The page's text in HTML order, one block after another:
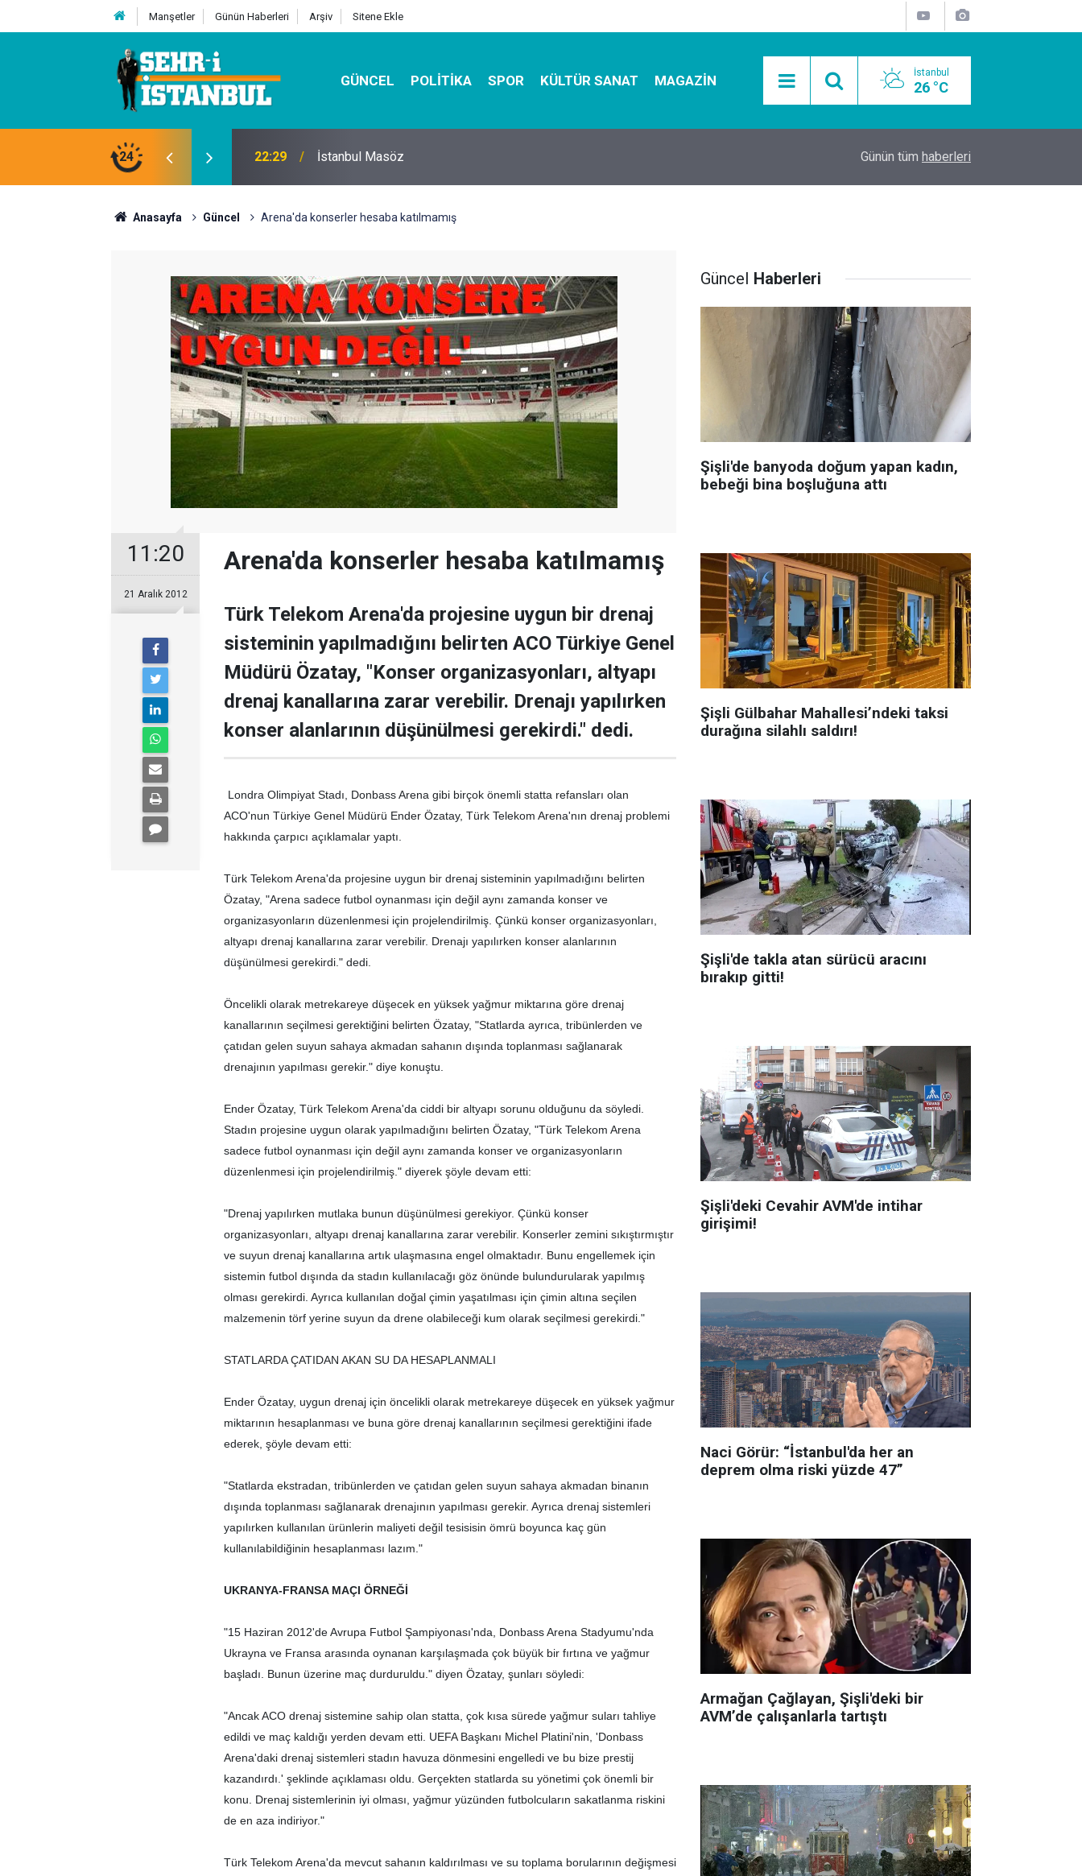
Manşetler Günün Haberleri Arşiv Sitene Ekle
GÜNCEL POLITIKA SPOR KÜLTÜR SANAT MAGAZIN İstanbul
26 °C
24 07:32 Kutu Sihirbazı ile Estetik, Dayanıklı ve Çevre Dostu Ambalaj Mobil Araçlarla Hayır Lokması Dağıtımının
Günün tüm haberleri
Anasayfa Güncel Arena'da konserler hesaba katılmamış
11:20
21 Aralık 2012
Arena'da konserler hesaba katılmamış
Türk Telekom Arena'da projesine uygun bir drenaj
sisteminin yapılmadığını belirten ACO Türkiye Genel
Müdürü Özatay, "Konser organizasyonları, altyapı
drenaj kanallarına zarar verebilir. Drenajı yapılırken
konser alanlarının düşünülmesi gerekirdi." dedi.
Londra Olimpiyat Stadı, Donbass Arena gibi birçok önemli statta refansları olan
ACO'nun Türkiye Genel Müdürü Ender Özatay, Türk Telekom Arena'nın drenaj problemi
hakkında çarpıcı açıklamalar yaptı.
Türk Telekom Arena'da projesine uygun bir drenaj sisteminin yapılmadığını belirten
Özatay, "Arena sadece futbol oynanması için değil aynı zamanda konser ve
organizasyonların düzenlenmesi için projelendirilmiş. Çünkü konser organizasyonları,
altyapı drenaj kanallarına zarar verebilir. Drenajı yapılırken konser alanlarının
düşünülmesi gerekirdi." dedi.
Öncelikli olarak metrekareye düşecek en yüksek yağmur miktarına göre drenaj
kanallarının seçilmesi gerektiğini belirten Özatay, "Statlarda ayrıca, tribünlerden ve
çatıdan gelen suyun sahaya akmadan sahanın dışında toplanması sağlanarak
drenajının yapılması gerekir." diye konuştu.
Ender Özatay, Türk Telekom Arena'da ciddi bir altyapı sorunu olduğunu da söyledi.
Stadın projesine uygun olarak yapılmadığını belirten Özatay, "Türk Telekom Arena
sadece futbol oynanması için değil aynı zamanda konser ve organizasyonların
düzenlenmesi için projelendirilmiş." diyerek şöyle devam etti:
"Drenaj yapılırken mutlaka bunun düşünülmesi gerekiyor. Çünkü konser
organizasyonları, altyapı drenaj kanallarına zarar verebilir. Konserler zemini sıkıştırmıştır
ve suyun drenaj kanallarına artık ulaşmasına engel olmaktadır. Bunu engellemek için
sistemin futbol dışında da stadın kullanılacağı göz önünde bulundurularak yapılmış
olması gerekirdi. Ayrıca kullanılan doğal çimin yaşatılması için çimin altına seçilen
malzemenin törf yerine suyun da drene olabileceği kum olarak seçilmesi gerekirdi."
STATLARDA ÇATIDAN AKAN SU DA HESAPLANMALI
Ender Özatay, uygun drenaj için öncelikli olarak metrekareye düşecek en yüksek yağmur
miktarının hesaplanması ve buna göre drenaj kanallarının seçilmesi gerektiğini ifade
ederek, şöyle devam etti:
"Statlarda ekstradan, tribünlerden ve çatıdan gelen suyun sahaya akmadan binanın
dışında toplanması sağlanarak drenajının yapılması gerekir. Ayrıca drenaj sistemleri
yapılırken kullanılan ürünlerin maliyeti değil tesisisin ömrü boyunca kaç gün
kullanılabildiğinin hesaplanması lazım."
UKRANYA-FRANSA MAÇI ÖRNEĞİ
"15 Haziran 2012'de Avrupa Futbol Şampiyonası'nda, Donbass Arena Stadyumu'nda
Ukrayna ve Fransa arasında oynanan karşılaşmada çok büyük bir fırtına ve yağmur
başladı. Bunun üzerine maç durduruldu." diyen Özatay, şunları söyledi:
"Ancak ACO drenaj sistemine sahip olan statta, çok kısa sürede yağmur suları tahliye
edildi ve maç kaldığı yerden devam etti. UEFA Başkanı Michel Platini'nin, 'Donbass
Arena'daki drenaj sistemleri stadın havuza dönmesini engelledi ve bu bize prestij
kazandırdı.' şeklinde açıklaması oldu. Gerçekten statlarda su yönetimi çok önemli bir
konu. Drenaj sistemlerinin iyi olması, yağmur yüzünden futbolcuların sakatlanma riskini
de en aza indiriyor."
Türk Telekom Arena'da mevcut sahanın kaldırılması ve su toplama borularının değişmesi
Güncel Haberleri
Şişli'de banyoda doğum yapan kadın,
bebeği bina boşluğuna attı
Şişli Gülbahar Mahallesi’ndeki taksi
durağına silahlı saldırı!
Şişli'de takla atan sürücü aracını
bırakıp gitti!
Şişli'deki Cevahir AVM'de intihar
girişimi!
Naci Görür: “İstanbul'da her an
deprem olma riski yüzde 47”
Armağan Çağlayan, Şişli'deki bir
AVM’de çalışanlarla tartıştı